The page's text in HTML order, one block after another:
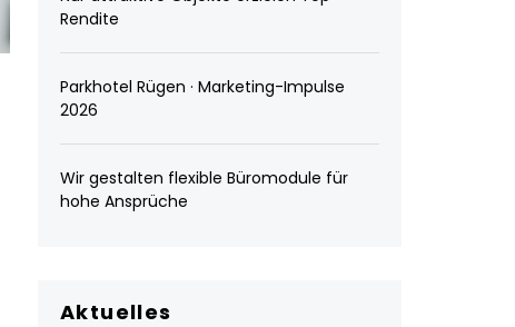
Rendite
Parkhotel Rügen · Marketing-Impulse
2026
Wir gestalten flexible Büromodule für
hohe Ansprüche
Aktuelles